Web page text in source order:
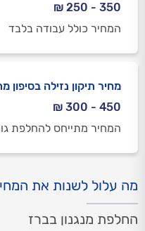
350 - 250 ₪
המחיר כולל עבודה בלבד
מחיר תיקון נזילה בסיפון
450 - 300 ₪
המחיר מתייחס להחלפת
מה עלול לשנות את
החלפת מנגנון בברז